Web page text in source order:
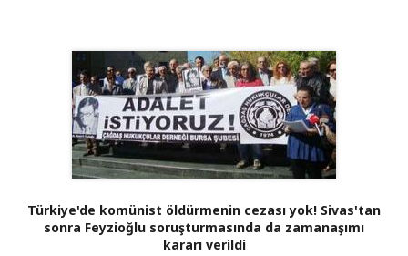
Türkiye'de komünist öldürmenin cezası yok! Sivas'tan
sonra Feyzioğlu soruşturmasında da zamanaşımı
kararı verildi